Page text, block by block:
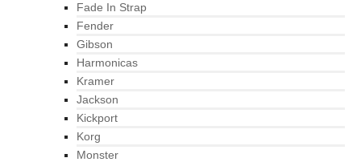
Fade In Strap
Fender
Gibson
Harmonicas
Kramer
Jackson
Kickport
Korg
Monster